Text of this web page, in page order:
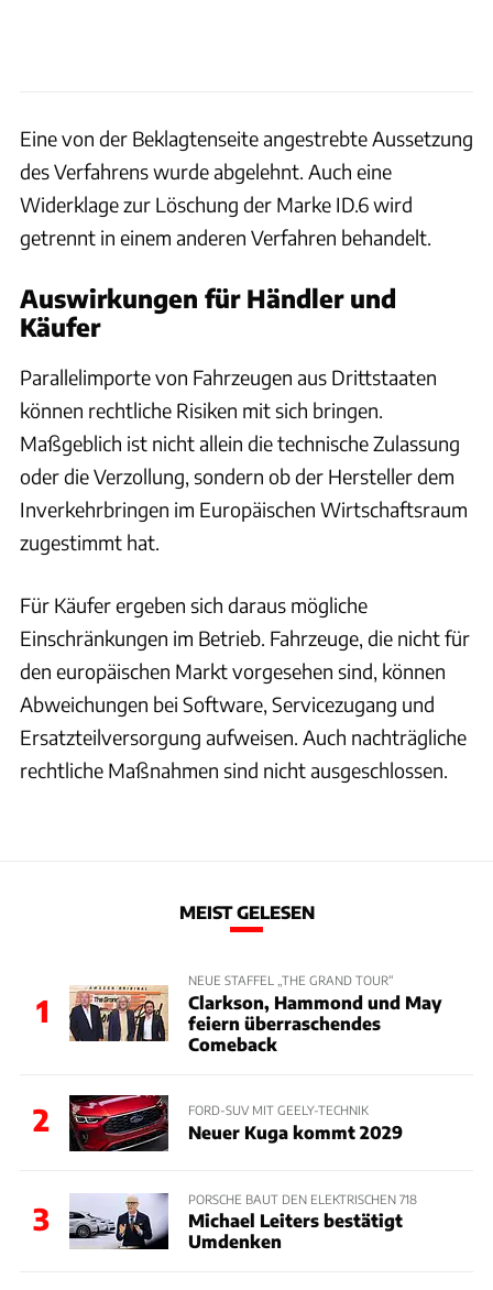
Eine von der Beklagtenseite angestrebte Aussetzung
des Verfahrens wurde abgelehnt. Auch eine
Widerklage zur Löschung der Marke ID.6 wird
getrennt in einem anderen Verfahren behandelt.
Auswirkungen für Händler und
Käufer
Parallelimporte von Fahrzeugen aus Drittstaaten
können rechtliche Risiken mit sich bringen.
Maßgeblich ist nicht allein die technische Zulassung
oder die Verzollung, sondern ob der Hersteller dem
Inverkehrbringen im Europäischen Wirtschaftsraum
zugestimmt hat.
Für Käufer ergeben sich daraus mögliche
Einschränkungen im Betrieb. Fahrzeuge, die nicht für
den europäischen Markt vorgesehen sind, können
Abweichungen bei Software, Servicezugang und
Ersatzteilversorgung aufweisen. Auch nachträgliche
rechtliche Maßnahmen sind nicht ausgeschlossen.
MEIST GELESEN
1
NEUE STAFFEL „THE GRAND TOUR“
Clarkson, Hammond und May
feiern überraschendes
Comeback
2 FORD-SUV MIT GEELY-TECHNIK
Neuer Kuga kommt 2029
3
PORSCHE BAUT DEN ELEKTRISCHEN 718
Michael Leiters bestätigt
Umdenken